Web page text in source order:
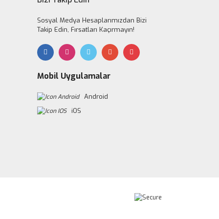
Sosyal Medya Hesaplarımızdan Bizi
Takip Edin, Fırsatları Kaçırmayın!
Mobil Uygulamalar
Android
iOS